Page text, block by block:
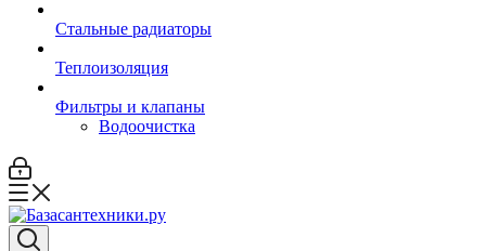
Стальные радиаторы
Теплоизоляция
Фильтры и клапаны
Водоочистка